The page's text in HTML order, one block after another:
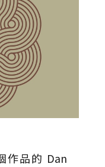
作品的 Dan